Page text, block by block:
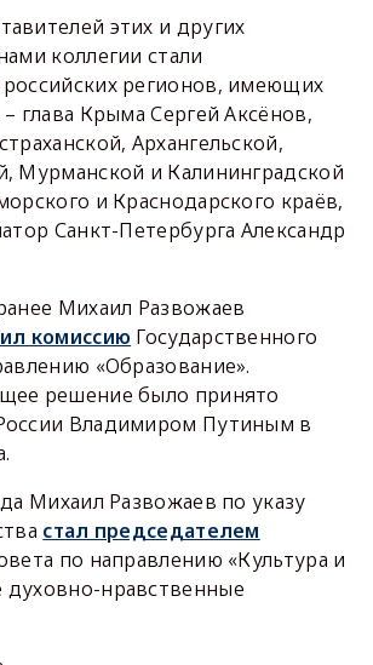
этих и других
коллегии стали
регионов, имеющих
глава Крыма Сергей Аксёнов,
Архангельской,
Мурманской и Калининградской
и Краснодарского краёв,
Санкт-Петербурга Александр
Михаил Развожаев
комиссию Государственного
«Образование».
решение было принято
Владимиром Путиным в
Михаил Развожаев по указу
стал председателем
по направлению «Культура и
нравственные